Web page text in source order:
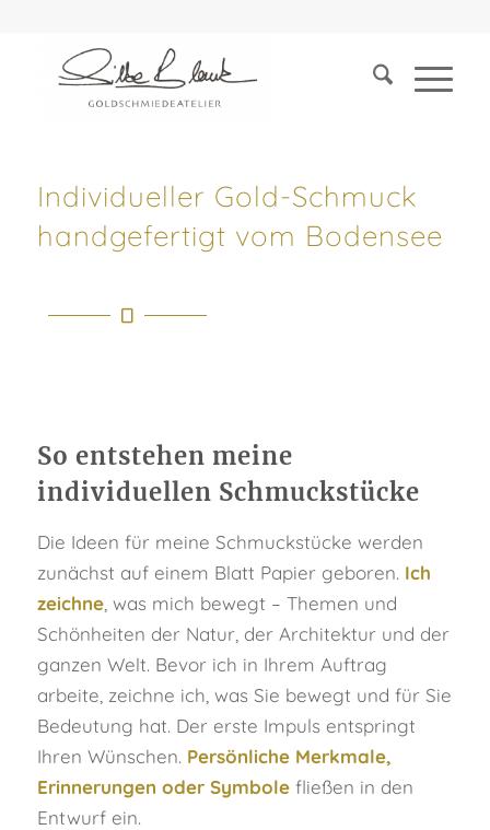
Individueller Gold-Schmuck
handgefertigt vom Bodensee
So entstehen meine
individuellen Schmuckstücke
Die Ideen für meine Schmuckstücke werden
zunächst auf einem Blatt Papier geboren. Ich
zeichne, was mich bewegt – Themen und
Schönheiten der Natur, der Architektur und der
ganzen Welt. Bevor ich in Ihrem Auftrag
arbeite, zeichne ich, was Sie bewegt und für Sie
Bedeutung hat. Der erste Impuls entspringt
Ihren Wünschen. Persönliche Merkmale,
Erinnerungen oder Symbolefließen in den
Entwurf ein.